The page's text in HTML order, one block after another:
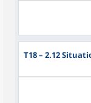
T18– 2.12